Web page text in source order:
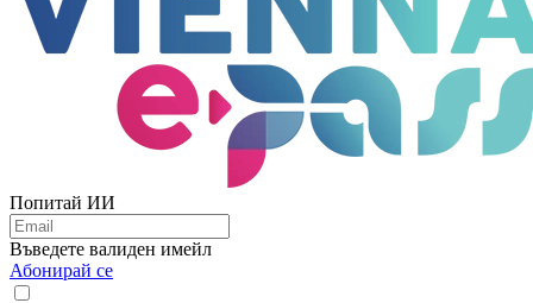
Попитай ИИ
Въведете валиден имейл
Абонирай се